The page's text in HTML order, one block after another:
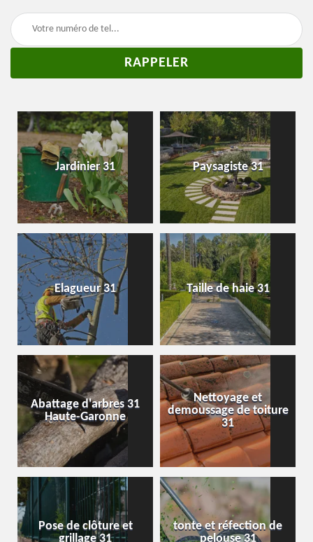
Jardinier 31 Paysagiste 31
Elagueur 31 Taille de haie 31
Abattage d'arbres 31
Haute-Garonne
Nettoyage et
demoussage de toiture
31
Pose de clôture et
grillage 31
tonte et réfection de
pelouse 31